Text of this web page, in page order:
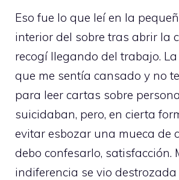
Eso fue lo que leí en la
interior del sobre tras abrir la
recogí llegando del trabajo.
que me sentía cansado y no
para leer cartas sobre
suicidaban, pero, en cierta
evitar esbozar una mueca de
debo confesarlo, satisfacción.
indiferencia se vio